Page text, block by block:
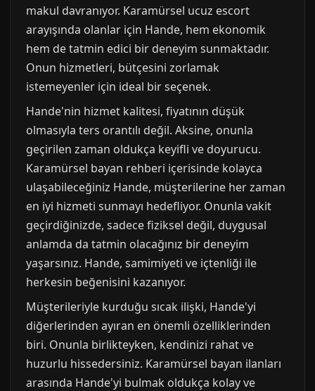
makul davranıyor. Karamürsel ucuz escort
arayışında olanlar için Hande, hem ekonomik
hem de tatmin edici bir deneyim sunmaktadır.
Onun hizmetleri, bütçesini zorlamak
istemeyenler için ideal bir seçenek.
Hande'nin hizmet kalitesi, fiyatının düşük
olmasıyla ters orantılı değil. Aksine, onunla
geçirilen zaman oldukça keyifli ve doyurucu.
Karamürsel bayan rehberi içerisinde kolayca
ulaşabileceğiniz Hande, müşterilerine her zaman
en iyi hizmeti sunmayı hedefliyor. Onunla vakit
geçirdiğinizde, sadece fiziksel değil, duygusal
anlamda da tatmin olacağınız bir deneyim
yaşarsınız. Hande, samimiyeti ve içtenliği ile
herkesin beğenisini kazanıyor.
Müşterileriyle kurduğu sıcak ilişki, Hande'yi
diğerlerinden ayıran en önemli özelliklerinden
biri. Onunla birlikteyken, kendinizi rahat ve
huzurlu hissedersiniz. Karamürsel bayan ilanları
arasında Hande'yi bulmak oldukça kolay ve